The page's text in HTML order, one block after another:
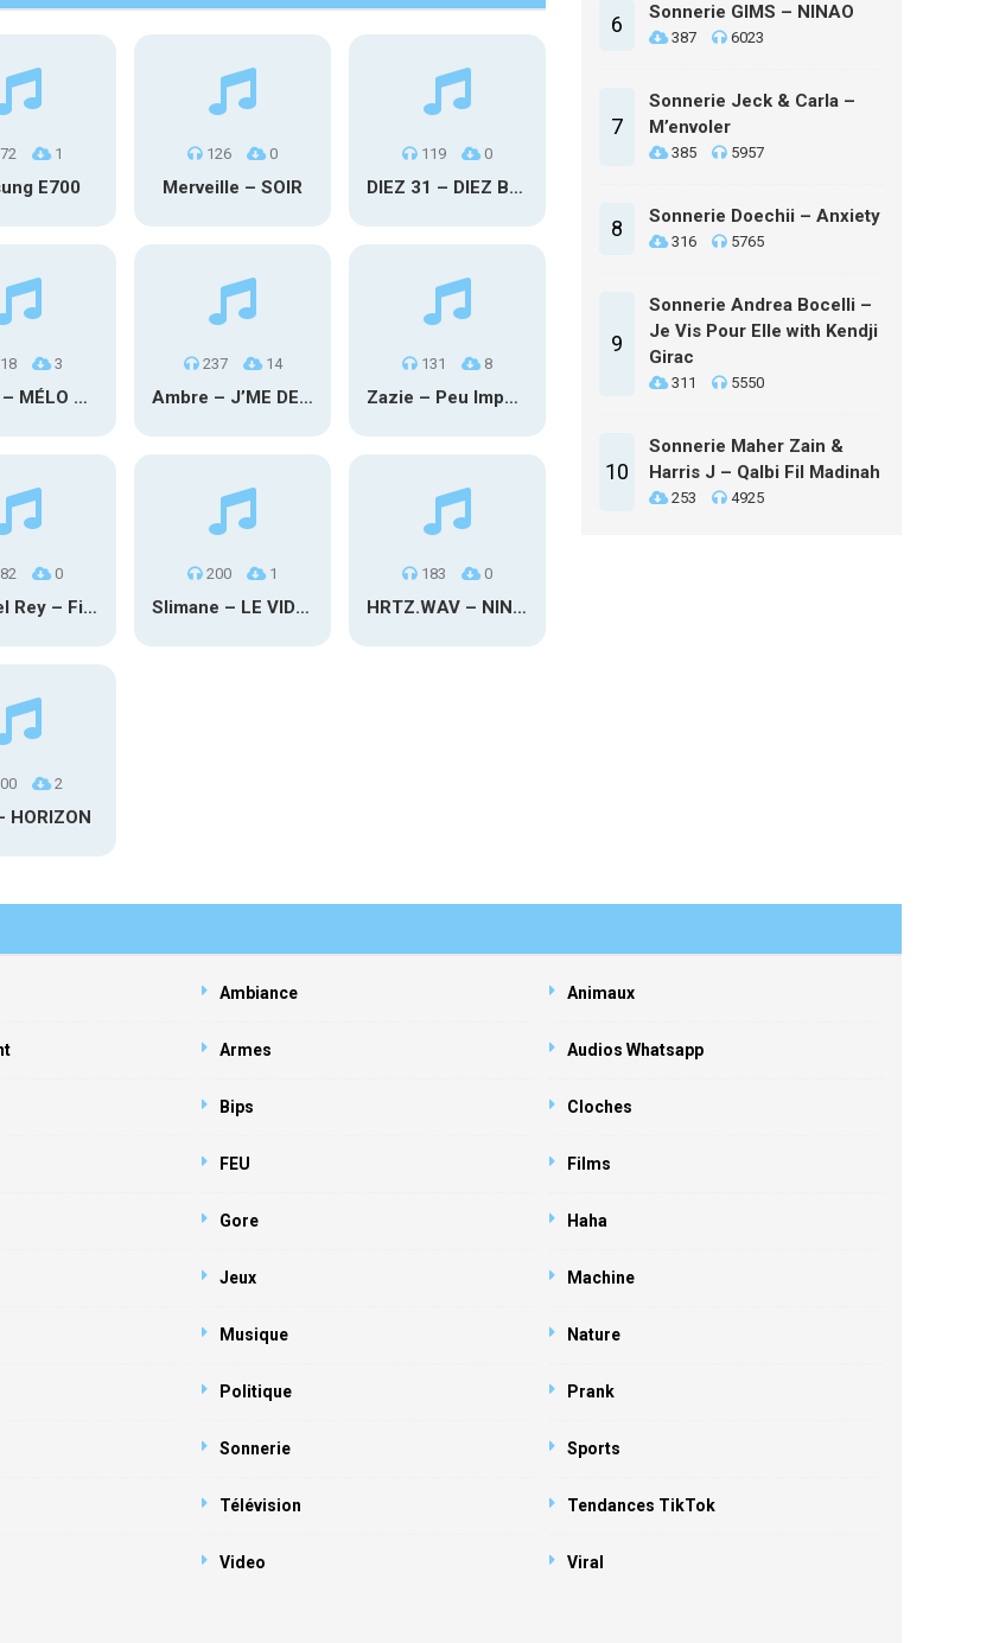
1
E700
126 0
Merveille – SOIR
119 0
DIEZ 31 – DIEZ BLAGUE A PART
3
Tiakola – MÉLO DÉCALÉ
237 14
Ambre – J’ME DEMANDE
131 8
Zazie – Peu Importe
0
Lana Del Rey – First Light
200 1
Slimane – LE VIDE (Live)
183 0
HRTZ.WAV – NINETEEN
2
HORIZON
6 Sonnerie GIMS – NINAO
387 6023
7
Sonnerie Jeck & Carla –
M’envoler
385 5957
8 Sonnerie Doechii – Anxiety
316 5765
9
Sonnerie Andrea Bocelli –
Je Vis Pour Elle with Kendji
Girac
311 5550
10
Sonnerie Maher Zain &
Harris J – Qalbi Fil Madinah
253 4925
Ambiance Animaux
Armes Audios Whatsapp
Bips Cloches
FEU Films
Gore Haha
Jeux Machine
Musique Nature
Politique Prank
Sonnerie Sports
Télévision Tendances TikTok
Video Viral